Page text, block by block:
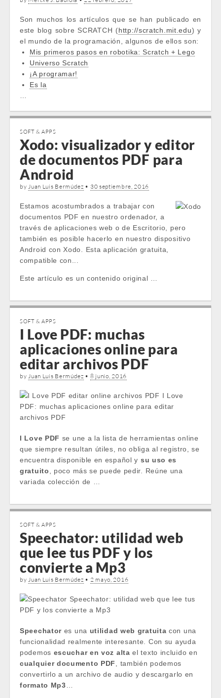
Son muchos los artículos que se han publicado en
este blog sobre SCRATCH (http://scratch.mit.edu) y
el mundo de la programación, algunos de ellos son:
Mis primeros pasos en robotika: Scratch + Lego
Universo Scratch
¡A programar!
Es la
SOFT & APPS
Xodo: visualizador y editor
de documentos PDF para
Android
byJuan Luis Bermúdez • 30 septiembre, 2016
Estamos acostumbrados a trabajar con
documentos PDF en nuestro ordenador, a
través de aplicaciones web o de Escritorio, pero
también es posible hacerlo en nuestro dispositivo
Android con Xodo. Esta aplicación gratuita,
compatible con...
Este artículo es un contenido original …
SOFT & APPS
I Love PDF: muchas
aplicaciones online para
editar archivos PDF
byJuan Luis Bermúdez • 8 junio, 2016
I Love PDF se une a la lista de herramientas online
que siempre resultan útiles, no obliga al registro, se
encuentra disponible en español y su uso es
gratuito
, poco más se puede pedir. Reúne una
variada colección de …
SOFT & APPS
Speechator: utilidad web
que lee tus PDF y los
convierte a Mp3
byJuan Luis Bermúdez • 2 mayo, 2016
Speechator es una utilidad web gratuita con una
funcionalidad realmente interesante. Con su ayuda
podemos escuchar en voz altael texto incluido en
cualquier documento PDF
, también podemos
convertirlo a un archivo de audio y descargarlo en
formato Mp3